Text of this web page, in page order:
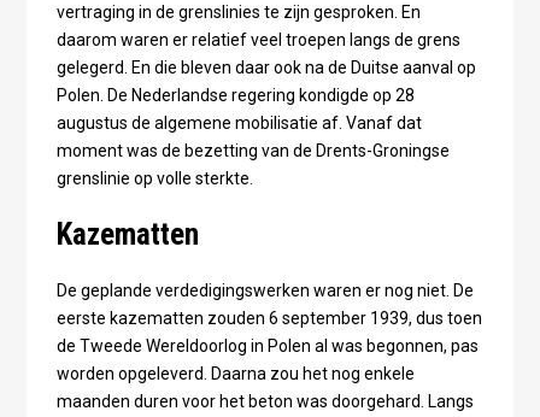
vertraging in de grenslinies te zijn gesproken. En
daarom waren er relatief veel troepen langs de grens
gelegerd. En die bleven daar ook na de Duitse aanval op
Polen. De Nederlandse regering kondigde op 28
augustus de algemene mobilisatie af. Vanaf dat
moment was de bezetting van de Drents-Groningse
grenslinie op volle sterkte.
Kazematten
De geplande verdedigingswerken waren er nog niet. De
eerste kazematten zouden 6 september 1939, dus toen
de Tweede Wereldoorlog in Polen al was begonnen, pas
worden opgeleverd. Daarna zou het nog enkele
maanden duren voor het beton was doorgehard. Langs